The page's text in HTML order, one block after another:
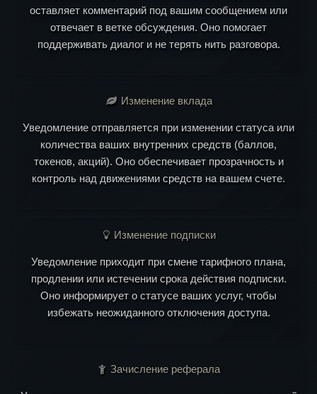
оставляет комментарий под вашим сообщением или
отвечает в ветке обсуждения. Оно помогает
поддерживать диалог и не терять нить разговора.
Изменение вклада
Уведомление отправляется при изменении статуса или
количества ваших внутренних средств (баллов,
токенов, акций). Оно обеспечивает прозрачность и
контроль над движениями средств на вашем счете.
Изменение подписки
Уведомление приходит при смене тарифного плана,
продлении или истечении срока действия подписки.
Оно информирует о статусе ваших услуг, чтобы
избежать неожиданного отключения доступа.
Зачисление реферала